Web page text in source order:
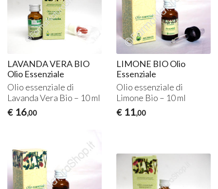
LAVANDA VERA BIO
Olio Essenziale
Olio essenziale di
Lavanda Vera Bio – 10 ml
€ 16,00
LIMONE BIO Olio
Essenziale
Olio essenziale di
Limone Bio – 10 ml
€ 11,00